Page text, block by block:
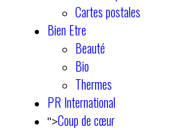
Cartes postales
Bien Etre
Beauté
Bio
Thermes
PR International
">Coup de cœur